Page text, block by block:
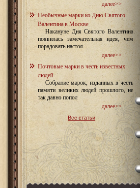
далее>>
Необычные марки ко Дню Святого
Валентина в Москве
Накануне Дня Святого Валентина
появилась замечательная идея, чем
порадовать настоя
далее>>
Почтовые марки в честь известных
людей
Собрание марок, изданных в честь
памяти великих людей прошлого, не
так давно попол
далее>>
Все статьи